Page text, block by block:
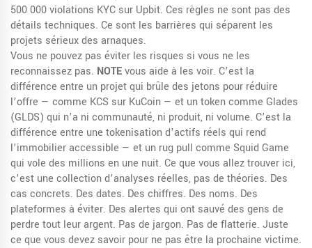
500 000 violations KYC sur Upbit. Ces règles ne sont pas des
détails techniques. Ce sont les barrières qui séparent les
projets sérieux des arnaques.
Vous ne pouvez pas éviter les risques si vous ne les
reconnaissez pas. NOTEvous aide à les voir. C’est la
différence entre un projet qui brûle des jetons pour réduire
l’offre — comme KCS sur KuCoin — et un token comme Glades
(GLDS) qui n’a ni communauté, ni produit, ni volume. C’est la
différence entre une tokenisation d’actifs réels qui rend
l’immobilier accessible — et un rug pull comme Squid Game
qui vole des millions en une nuit. Ce que vous allez trouver ici,
c’est une collection d’analyses réelles, pas de théories. Des
cas concrets. Des dates. Des chiffres. Des noms. Des
plateformes à éviter. Des alertes qui ont sauvé des gens de
perdre tout leur argent. Pas de jargon. Pas de flatterie. Juste
ce que vous devez savoir pour ne pas être la prochaine victime.